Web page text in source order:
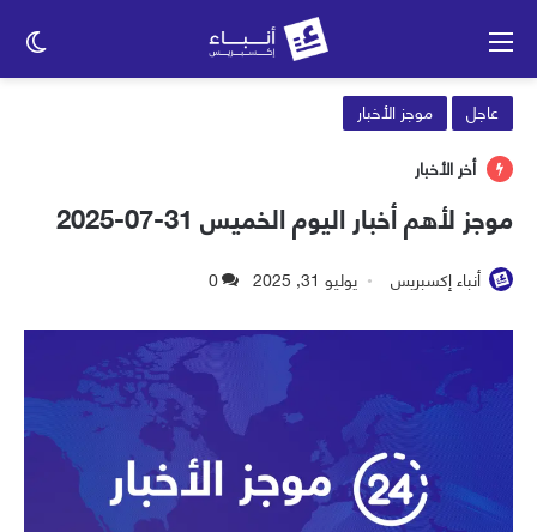
عاجل
موجز الأخبار
أخر الأخبار
موجز لأهم أخبار اليوم الخميس 31-07-2025
أنباء إكسبريس يوليو 31, 2025 0